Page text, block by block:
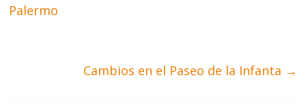
Palermo
Cambios en el Paseo de la Infanta →